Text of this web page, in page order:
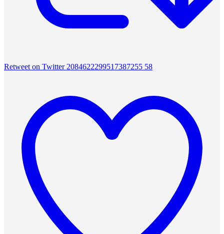
Retweet on Twitter 2084622299517387255 58